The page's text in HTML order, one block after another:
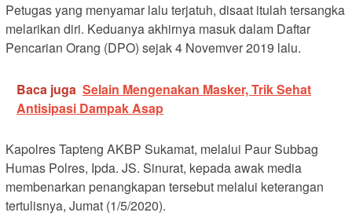
Petugas yang menyamar lalu terjatuh, disaat itulah tersangka
melarikan diri. Keduanya akhirnya masuk dalam Daftar
Pencarian Orang (DPO) sejak 4 Novemver 2019 lalu.
Baca juga Selain Mengenakan Masker, Trik Sehat
Antisipasi Dampak Asap
Kapolres Tapteng AKBP Sukamat, melalui Paur Subbag
Humas Polres, Ipda. JS. Sinurat, kepada awak media
membenarkan penangkapan tersebut melalui keterangan
tertulisnya, Jumat (1/5/2020).